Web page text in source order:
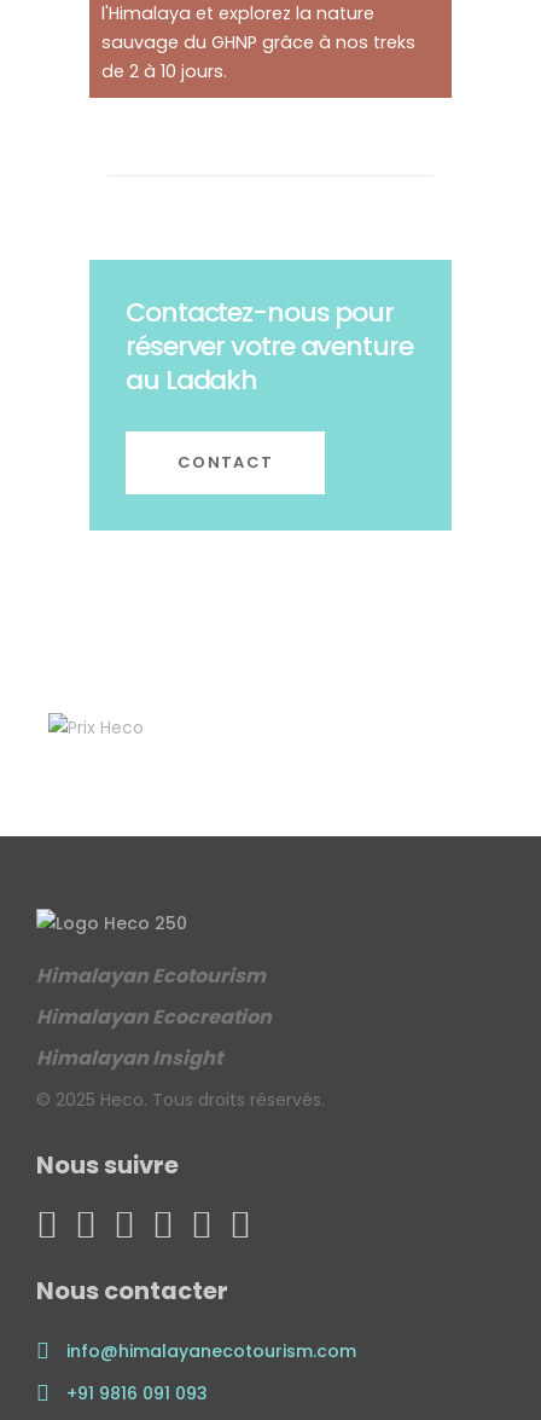
l'Himalaya et explorez la nature
sauvage du GHNP grâce à nos treks
de 2 à 10 jours.
Contactez-nous pour
réserver votre aventure
au Ladakh
CONTACT
Himalayan Ecotourism
Himalayan Ecocreation
Himalayan Insight
© 2025 Heco. Tous droits réservés.
Nous suivre
Nous contacter
info@himalayanecotourism.com
+91 9816 091 093